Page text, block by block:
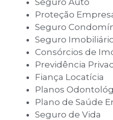
Proteção
Seguro
Seguro
Consórcios de
Previdência
Fiança Locatícia
Planos
Plano de Saúde
Seguro de Vida